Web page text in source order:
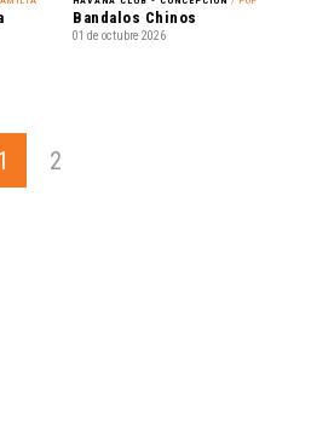
Bandalos Chinos
01 de octubre 2026
1 2